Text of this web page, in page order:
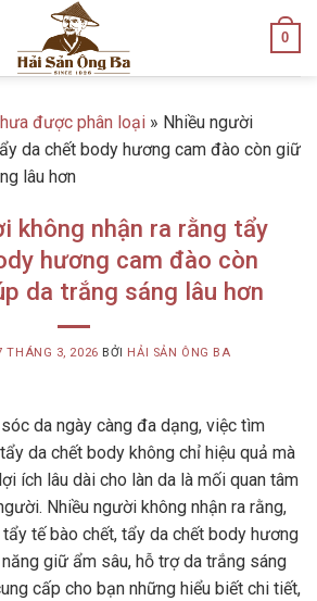
0
được phân loại » Nhiều người
da chết body hương cam đào còn giữ
lâu hơn
không nhận ra rằng tẩy
hương cam đào còn
da trắng sáng lâu hơn
THÁNG 3, 2026 BỞI HẢI SẢN ÔNG BA
da ngày càng đa dạng, việc tìm
da chết body không chỉ hiệu quả mà
ích lâu dài cho làn da là mối quan tâm
Nhiều người không nhận ra rằng,
tế bào chết, tẩy da chết body hương
giữ ẩm sâu, hỗ trợ da trắng sáng
cấp cho bạn những hiểu biết chi tiết,